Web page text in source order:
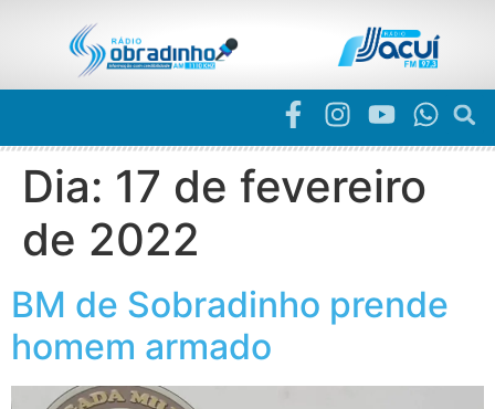
Dia: 17 de fevereiro
de 2022
BM de Sobradinho prende
homem armado